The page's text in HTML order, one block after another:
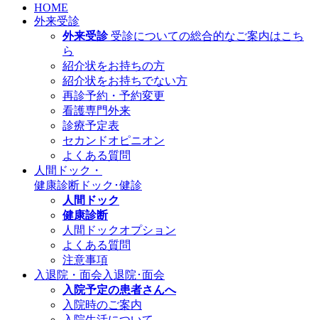
HOME
外来受診
外来受診 受診についての総合的なご案内はこち
ら
紹介状をお持ちの方
紹介状をお持ちでない方
再診予約・予約変更
看護専門外来
診療予定表
セカンドオピニオン
よくある質問
人間ドック・
健康診断 ドック･健診
人間ドック
健康診断
人間ドックオプション
よくある質問
注意事項
入退院・面会 入退院･面会
入院予定の患者さんへ
入院時のご案内